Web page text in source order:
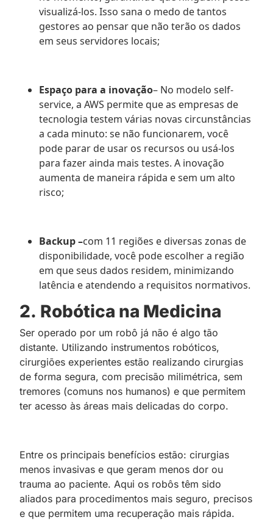
visualizá-los. Isso sana o medo de tantos
gestores ao pensar que não terão os dados
em seus servidores locais;
Espaço para a inovação– No modelo self-
service, a AWS permite que as empresas de
tecnologia testem várias novas circunstâncias
a cada minuto: se não funcionarem, você
pode parar de usar os recursos ou usá-los
para fazer ainda mais testes. A inovação
aumenta de maneira rápida e sem um alto
risco;
Backup –com 11 regiões e diversas zonas de
disponibilidade, você pode escolher a região
em que seus dados residem, minimizando
latência e atendendo a requisitos normativos.
2. Robótica na Medicina
Ser operado por um robô já não é algo tão
distante. Utilizando instrumentos robóticos,
cirurgiões experientes estão realizando cirurgias
de forma segura, com precisão milimétrica, sem
tremores (comuns nos humanos) e que permitem
ter acesso às áreas mais delicadas do corpo.
Entre os principais benefícios estão: cirurgias
menos invasivas e que geram menos dor ou
trauma ao paciente. Aqui os robôs têm sido
aliados para procedimentos mais seguro, precisos
e que permitem uma recuperação mais rápida.